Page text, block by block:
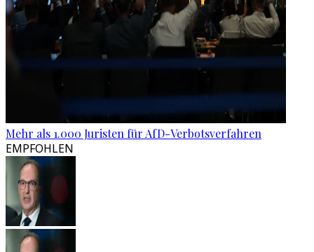
Mehr als 1.000 Juristen für AfD-Verbotsverfahren
EMPFOHLEN